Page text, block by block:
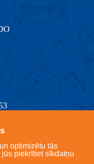
optimizētu tās
piekrītiet sīkdatņu